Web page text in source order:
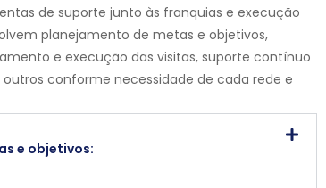
de suporte junto às franquias e execução
planejamento de metas e objetivos,
e execução das visitas, suporte contínuo
conforme necessidade de cada rede e
e objetivos: